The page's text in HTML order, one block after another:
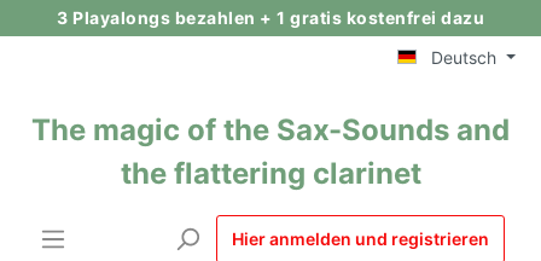
3 Playalongs bezahlen + 1 gratis kostenfrei dazu
Deutsch
The magic of the Sax-Sounds and
the flattering clarinet
Hier anmelden und registrieren